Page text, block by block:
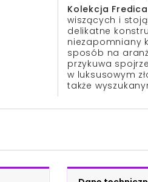
Kolekcja Fredica
wiszących i
delikatne
niezapomniany
sposób na
przykuwa
w luksusowym
także